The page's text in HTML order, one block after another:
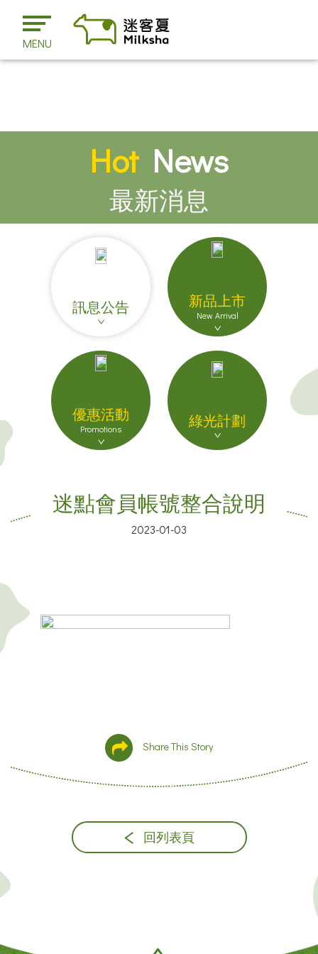
MENU
HotNews
最新消息
訊息公告 新品上市
New Arrival
優惠活動
Promotions 綠光計劃
迷點會員帳號整合說明
2023-01-03
Share This Story
回列表頁